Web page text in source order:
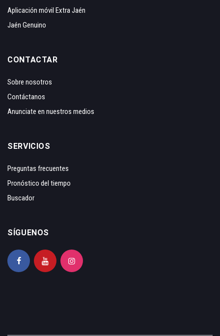
Aplicación móvil Extra Jaén
Jaén Genuino
CONTACTAR
Sobre nosotros
Contáctanos
Anunciate en nuestros medios
SERVICIOS
Preguntas frecuentes
Pronóstico del tiempo
Buscador
SÍGUENOS